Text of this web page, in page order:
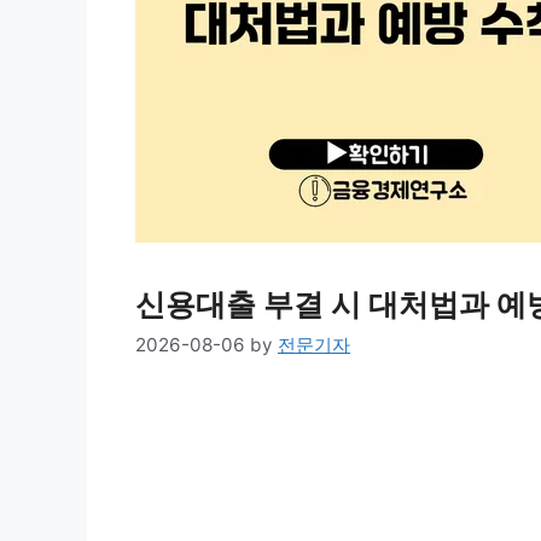
신용대출 부결 시 대처법과 예
2026-08-06 by 전문기자